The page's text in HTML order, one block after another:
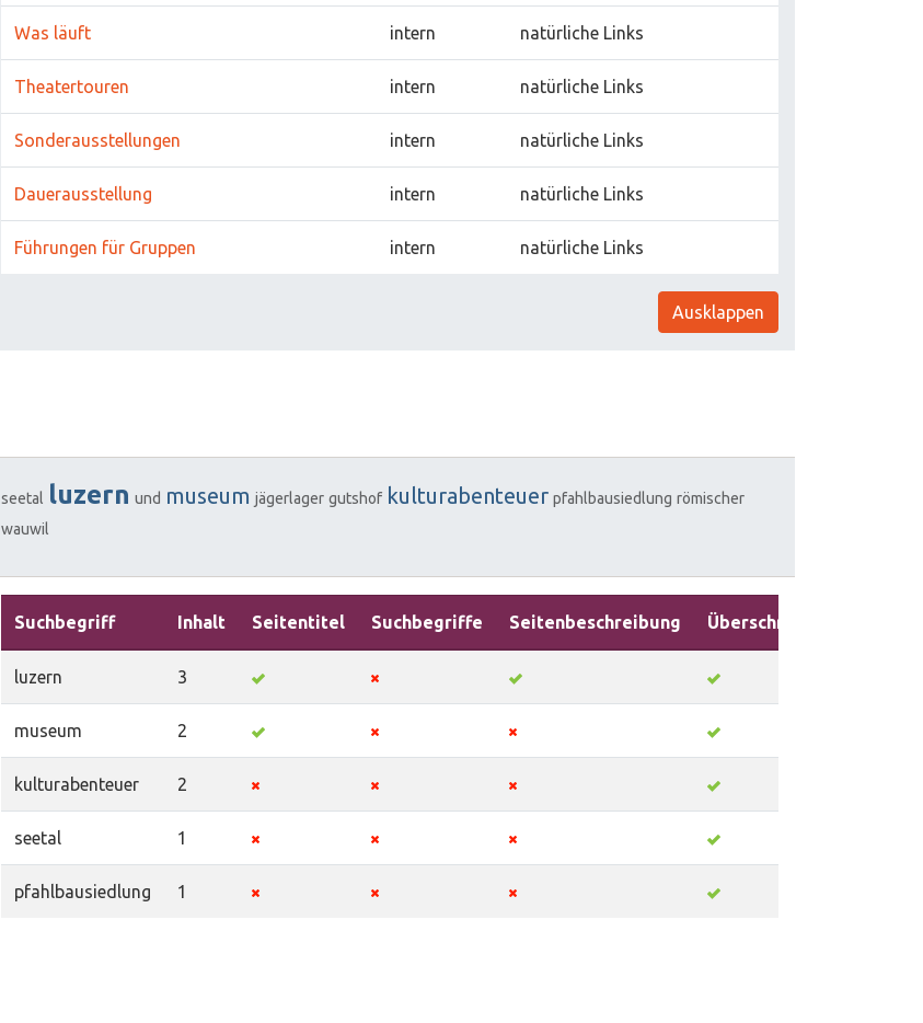
Was läuft intern natürliche Links
Theatertouren intern natürliche Links
Sonderausstellungen intern natürliche Links
Dauerausstellung intern natürliche Links
Führungen für Gruppen intern natürliche Links
Ausklappen
seetal luzern und museum jägerlager gutshof kulturabenteuer pfahlbausiedlung römischer
wauwil
Suchbegriff Inhalt Seitentitel Suchbegriffe Seitenbeschreibung Überschriften
luzern 3
museum 2
kulturabenteuer 2
seetal 1
pfahlbausiedlung 1